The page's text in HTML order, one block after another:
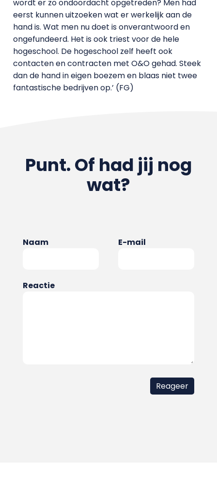
wordt er zo ondoordacht opgetreden? Men had
eerst kunnen uitzoeken wat er werkelijk aan de
hand is. Wat men nu doet is onverantwoord en
ongefundeerd. Het is ook triest voor de hele
hogeschool. De hogeschool zelf heeft ook
contacten en contracten met O&O gehad. Steek
dan de hand in eigen boezem en blaas niet twee
fantastische bedrijven op.’ (FG)
Punt. Of had jij nog
wat?
Naam E-mail
Reactie